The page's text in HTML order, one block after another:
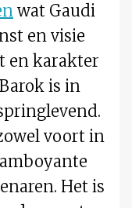
wat Gaudi
en visie
en karakter
is in
voort in
Het is